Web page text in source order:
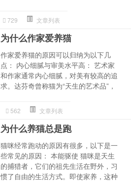
729 文章列表
为什么作家爱养猫
作家爱养猫的原因可以归纳为以下几
点： 内心细腻与审美水平高： 艺术家
和作家通常内心细腻，对美有较高的追
求。达芬奇曾称猫为“天生的艺术品”，
562 文章列表
为什么养猫总是跑
猫咪经常跑动的原因有很多，以下是一
些常见的原因： 本能驱使 猫咪是天生
的捕猎者，它们的祖先生活在野外，习
惯了自由的生活方式。即使家养，这种